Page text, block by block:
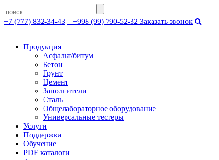
+7 (777) 832-34-43 +998 (99) 790-52-32 Заказать звонок
Продукция
Асфальт/битум
Бетон
Грунт
Цемент
Заполнители
Сталь
Общелабораторное оборудование
Универсальные тестеры
Услуги
Поддержка
Обучение
PDF каталоги